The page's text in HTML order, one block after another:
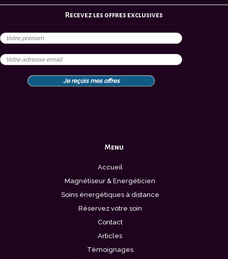
Recevez les offres exclusives
Menu
Accueil
Magnétiseur & Energéticien
Soins énergétiques à distance
Réservez votre soin
Contact
Articles
Témoignages